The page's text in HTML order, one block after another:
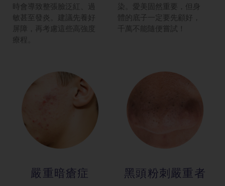
時會導致整張臉泛紅、過
敏甚至發炎。建議先養好
屏障，再考慮這些高強度
療程。
染。愛美固然重要，但身
體的底子一定要先顧好，
千萬不能隨便嘗試！
嚴重暗瘡症 黑頭粉刺嚴重者